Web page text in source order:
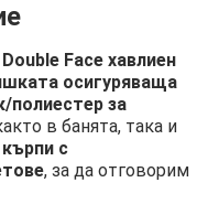
Double Face хавлиен
осигуряваща
полиестер за
в банята, така и
с
, за да отговорим